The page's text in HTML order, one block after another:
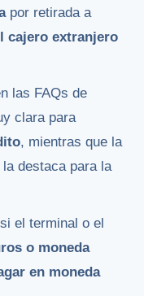
por retirada a
cajero extranjero
las FAQs de
clara para
, mientras que la
destaca para la
el terminal o el
o moneda
en moneda